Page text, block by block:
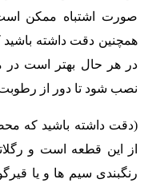
صورت اشتباه ممکن است
همچنین دقت داشته
در هر حال بهتر است
نصب شود تا دور از رطوبت
(دقت داشته باشید که
از این قطعه است و
رنگبندی سیم ها و یا